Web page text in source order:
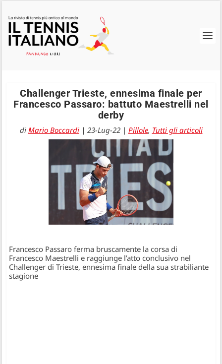
Challenger Trieste, ennesima finale per
Francesco Passaro: battuto Maestrelli nel
derby
di Mario Boccardi| 23-Lug-22| Pillole, Tutti gli articoli
Francesco Passaro ferma bruscamente la corsa di
Francesco Maestrelli e raggiunge l’atto conclusivo nel
Challenger di Trieste, ennesima finale della sua strabiliante
stagione